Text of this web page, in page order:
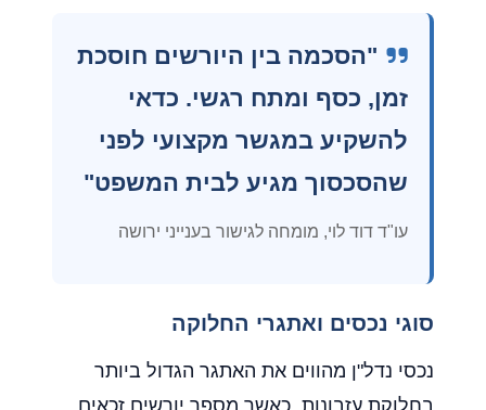
"הסכמה בין היורשים חוסכת
זמן, כסף ומתח רגשי. כדאי
להשקיע במגשר מקצועי לפני
שהסכסוך מגיע לבית המשפט"
עו"ד דוד לוי, מומחה לגישור בענייני ירושה
סוגי נכסים ואתגרי החלוקה
נכסי נדל"ן מהווים את האתגר הגדול ביותר
בחלוקת עזבונות. כאשר מספר יורשים זכאים